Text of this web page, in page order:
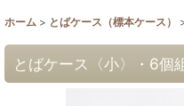
ホーム > とばケース（標本ケース）
とばケース〈小〉・6個